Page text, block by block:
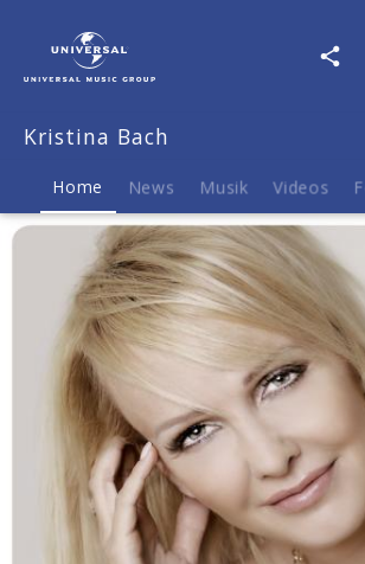
Musik
Merch
Kristina Bach
Home News Musik Videos